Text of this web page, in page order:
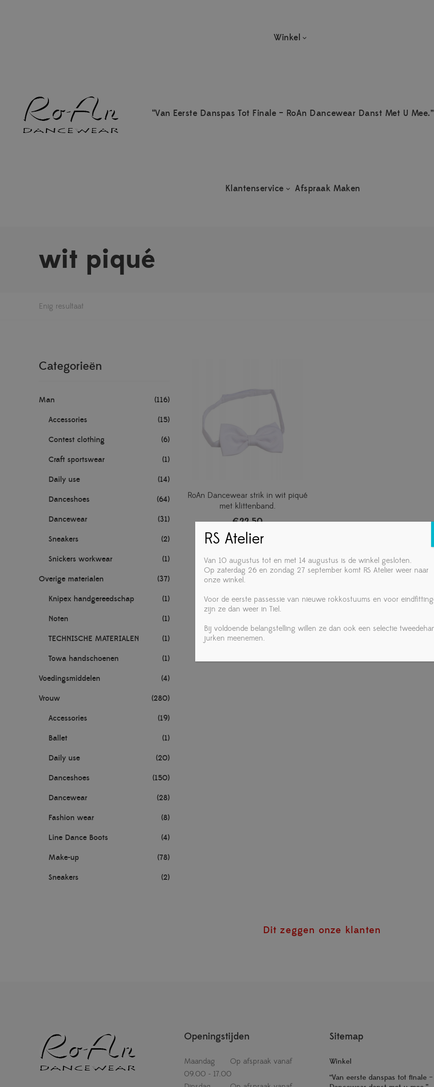
Winkel
“Van Eerste Danspas Tot Finale – RoAn Dancewear Danst Met U Mee.”
Klantenservice Afspraak Maken
wit piqué
Enig resultaat
RoAn Dancewear strik in wit piqué
met klittenband.
€22,50
Categorieën
Man (116)
Accessories (15)
Contest clothing (6)
Craft sportswear (1)
Daily use (14)
Danceshoes (64)
Dancewear (31)
Sneakers (2)
Snickers workwear (1)
Overige materialen (37)
Knipex handgereedschap (1)
Noten (1)
TECHNISCHE MATERIALEN (1)
Towa handschoenen (1)
Voedingsmiddelen (4)
Vrouw (280)
Accessories (19)
Ballet (1)
Daily use (20)
Danceshoes (150)
Dancewear (28)
Fashion wear (8)
Line Dance Boots (4)
Make-up (78)
Sneakers (2)
Dit zeggen onze klanten
Openingstijden
Maandag
Op afspraak vanaf
09.00 - 17.00
Sitemap
Winkel
“Van eerste danspas tot finale –
RS Atelier
Van 10 augustus tot en met 14 augustus is de winkel gesloten.
Op zaterdag 26 en zondag 27 september komt RS Atelier weer naar
onze winkel.
Voor de eerste passessie van nieuwe rokkostuums en voor
zijn ze dan weer in Tiel.
Bij voldoende belangstelling willen ze dan ook een selectie
jurken meenemen.